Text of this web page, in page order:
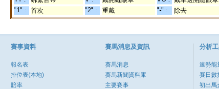
"1" :
首次 "2" : 重戴 "-" : 除去
賽事資料
報名表
排位表(本地)
賠率
賽馬消息及資訊
賽馬消息
賽馬新聞資料庫
主要賽事
分析
速勢能
賽日數
初出馬